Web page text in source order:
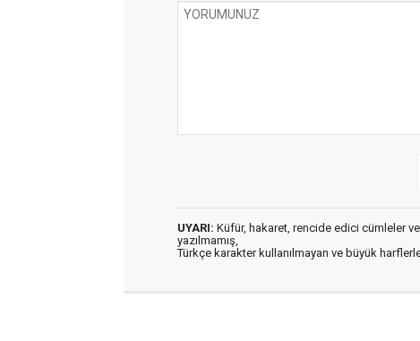
UYARI: Küfür, hakaret, rencide edici cümleler
yazılmamış,
Türkçe karakter kullanılmayan ve büyük